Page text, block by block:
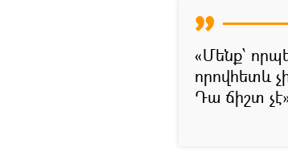
«Մենք՝
որովհետև
Դա ճիշտ